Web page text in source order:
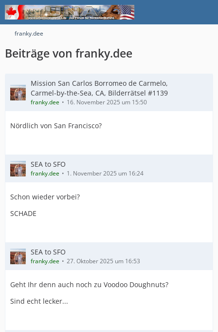
franky.dee
Beiträge von franky.dee
Mission San Carlos Borromeo de Carmelo,
Carmel-by-the-Sea, CA, Bilderrätsel #1139
franky.dee 16. November 2025 um 15:50
Nördlich von San Francisco?
SEA to SFO
franky.dee 1. November 2025 um 16:24
Schon wieder vorbei?
SCHADE
SEA to SFO
franky.dee 27. Oktober 2025 um 16:53
Geht Ihr denn auch noch zu Voodoo Doughnuts?
Sind echt lecker...